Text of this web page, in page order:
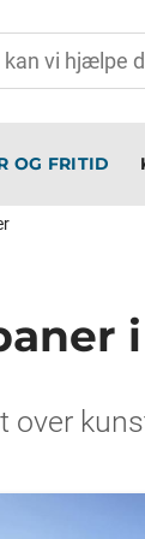
OG FRITID
over